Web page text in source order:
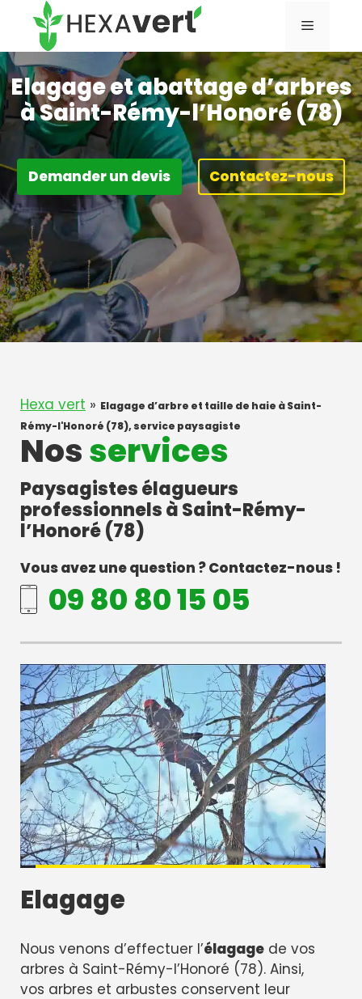
contenu
Menu
Elagage et abattage d’arbres
à Saint-Rémy-l’Honoré (78)
Demander un devis Contactez-nous
Hexa vert » Elagage d’arbre et taille de haie à Saint-
Rémy-l'Honoré (78), service paysagiste
Nosservices
Paysagistes élagueurs
professionnels à Saint-Rémy-
l’Honoré (78)
Vous avez une question ? Contactez-nous !
09 80 80 15 05
Elagage
Nous venons d’effectuer l’élagage de vos
arbres à Saint-Rémy-l’Honoré (78). Ainsi,
vos arbres et arbustes conservent leur